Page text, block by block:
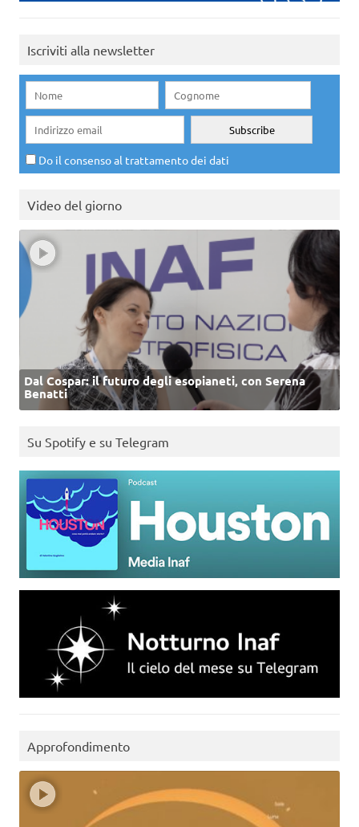
Iscriviti alla newsletter
Do il consenso al trattamento dei dati
Video del giorno
Dal Cospar: il futuro degli esopianeti, con Serena
Benatti
Su Spotify e su Telegram
Approfondimento